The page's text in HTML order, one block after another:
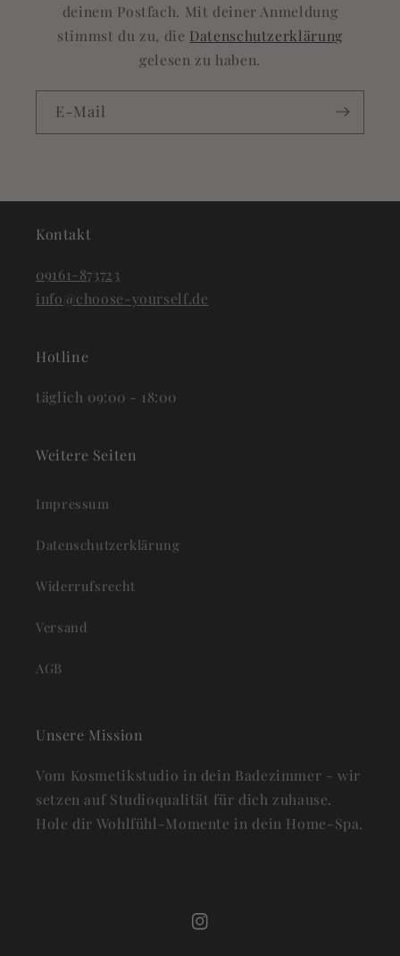
deinem Postfach. Mit deiner Anmeldung
stimmst du zu, die Datenschutzerklärung
gelesen zu haben.
E-Mail
Kontakt
09161-873723
info@choose-yourself.de
Hotline
täglich 09:00 - 18:00
Weitere Seiten
Impressum
Datenschutzerklärung
Widerrufsrecht
Versand
AGB
Unsere Mission
Vom Kosmetikstudio in dein Badezimmer - wir
setzen auf Studioqualität für dich zuhause.
Hole dir Wohlfühl-Momente in dein Home-Spa.
Instagram